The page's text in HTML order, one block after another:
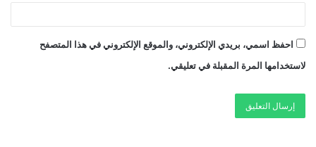
احفظ اسمي، بريدي الإلكتروني، والموقع الإلكتروني في هذا المتصفح
لاستخدامها المرة المقبلة في تعليقي.